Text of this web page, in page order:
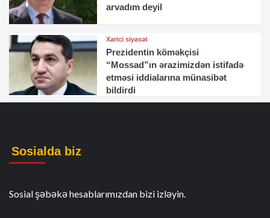
arvadım deyil
Xarici siyasət
Prezidentin köməkçisi
“Mossad”ın ərazimizdən istifadə
etməsi iddialarına münasibət
bildirdi
Sosialda biz
Sosial şəbəkə hesablarımızdan bizi izləyin.